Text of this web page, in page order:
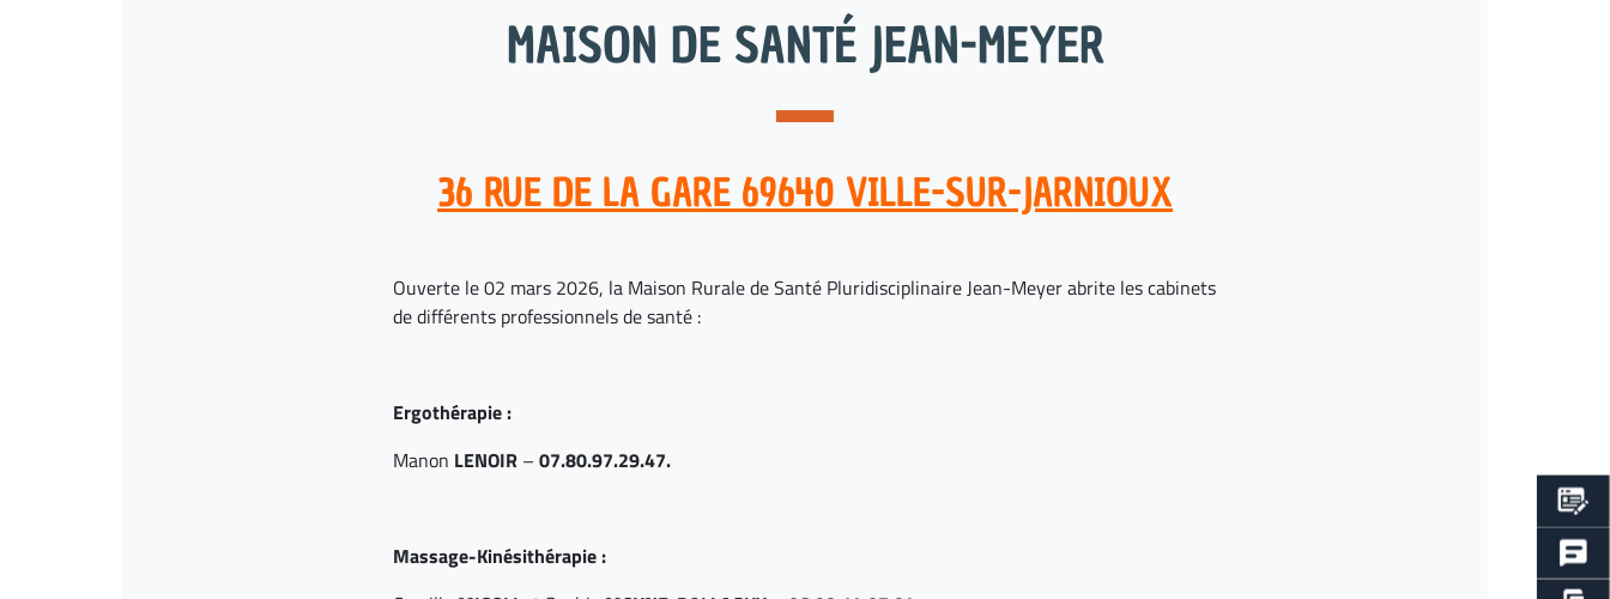
MAISON DE SANTÉ JEAN-MEYER
36 RUE DE LA GARE 69640 VILLE-SUR-JARNIOUX
Ouverte le 02 mars 2026, la Maison Rurale de Santé Pluridisciplinaire Jean-Meyer abrite les cabinets
de différents professionnels de santé :
Ergothérapie :
Manon LENOIR – 07.80.97.29.47.
Massage-Kinésithérapie :